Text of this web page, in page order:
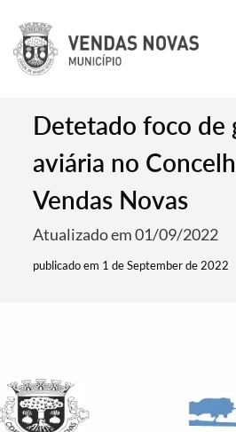
Detetado foco de
aviária no
Vendas Novas
Atualizado em 01/09/2022
publicado em 1 de September de 2022